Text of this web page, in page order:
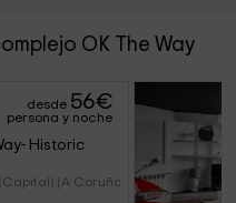
OK The Way
desde 56€
persona y noche
Historic
(A Coruña